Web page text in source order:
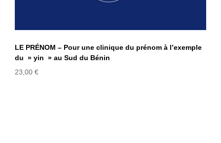
LE PRÉNOM – Pour une clinique du prénom à l’exemple
du » yin » au Sud du Bénin
23,00 €